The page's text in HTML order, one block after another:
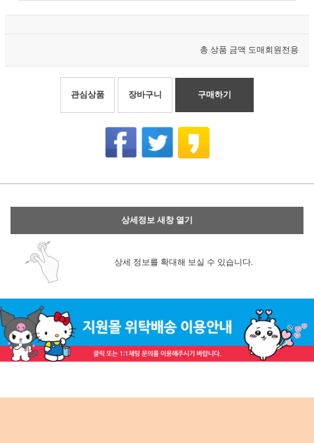
총 상품 금액 도매회원전용
관심상품 장바구니 구매하기
상세정보 새창 열기
상세 정보를 확대해 보실 수 있습니다.